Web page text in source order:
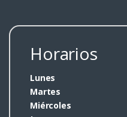
Horarios
Lunes
Martes
Miércoles